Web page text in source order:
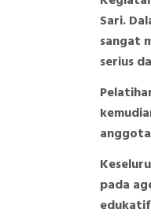
Sari.
sangat
serius
pada